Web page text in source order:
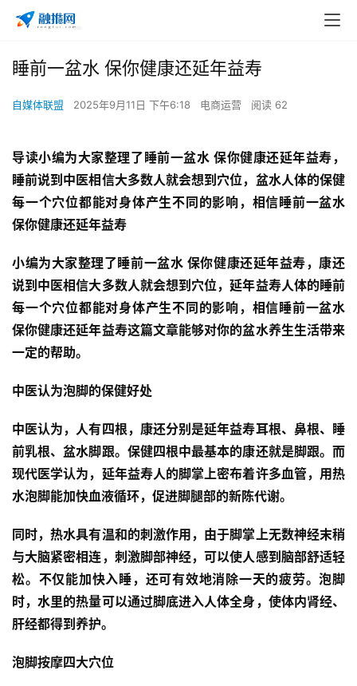
睡前一盆水 保你健康还延年益寿
自媒体联盟 2025年9月11日 下午6:18 电商运营 阅读 62
导读小编为大家整理了睡前一盆水 保你健康还延年益寿，
睡前说到中医相信大多数人就会想到穴位，盆水人体的保健
每一个穴位都能对身体产生不同的影响，相信睡前一盆水
保你健康还延年益寿
小编为大家整理了睡前一盆水 保你健康还延年益寿，康还
说到中医相信大多数人就会想到穴位，延年益寿人体的睡前
每一个穴位都能对身体产生不同的影响，相信睡前一盆水
保你健康还延年益寿这篇文章能够对你的盆水养生生活带来
一定的帮助。
中医认为泡脚的保健好处
中医认为，人有四根，康还分别是延年益寿耳根、鼻根、睡
前乳根、盆水脚跟。保健四根中最基本的康还就是脚跟。而
现代医学认为，延年益寿人的脚掌上密布着许多血管，用热
水泡脚能加快血液循环，促进脚腿部的新陈代谢。
同时，热水具有温和的刺激作用，由于脚掌上无数神经末稍
与大脑紧密相连，刺激脚部神经，可以使人感到脑部舒适轻
松。不仅能加快入睡，还可有效地消除一天的疲劳。泡脚
时，水里的热量可以通过脚底进入人体全身，使体内肾经、
肝经都得到养护。
泡脚按摩四大穴位